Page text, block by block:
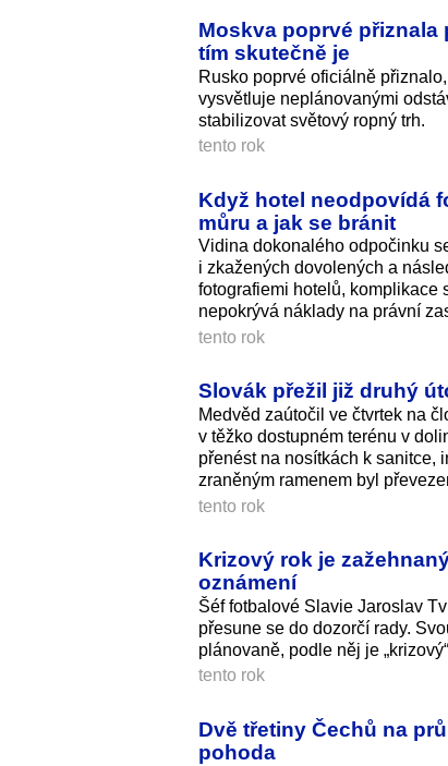
Moskva poprvé
tím skutečně je
Rusko poprvé oficiálně
vysvětluje neplánovanými
stabilizovat světový ropný trh.
tento rok
Když hotel neodpovídá
můru a jak se bránit
Vidina dokonalého odpočinku
i zkažených dovolených a
fotografiemi hotelů, komplikace
nepokrývá náklady na právní
tento rok
Slovák přežil již druhý
Medvěd zaútočil ve čtvrtek na
v těžko dostupném terénu v
přenést na nosítkách k sanitce,
zraněným ramenem byl
tento rok
Krizový rok je
oznámení
Šéf fotbalové Slavie Jaroslav
přesune se do dozorčí rady.
plánovaně, podle něj je
tento rok
Dvě třetiny Čechů na
pohoda